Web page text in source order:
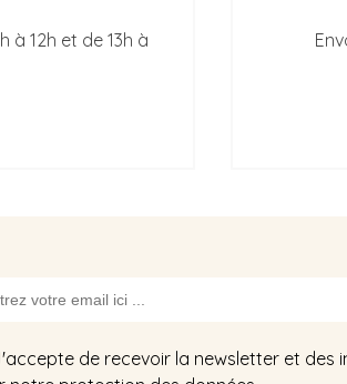
à 12h et de 13h à
de recevoir la newsletter et des